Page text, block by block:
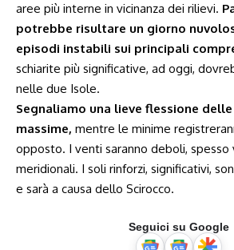
aree più interne in vicinanza dei rilievi.
potrebbe risultare un giorno
episodi instabili sui principali
schiarite più significative, ad oggi,
nelle due Isole.
Segnaliamo una lieve flessione
massime, mentre le minime
opposto. I venti saranno deboli, spesso
meridionali. I soli rinforzi, significativi,
e sarà a causa dello Scirocco.
Seguici su Google